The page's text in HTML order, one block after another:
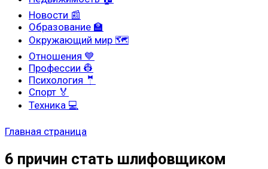
Новости 📰
Образование 🏫
Окружающий мир 🗺
Отношения 💙
Профессии 👷
Психология 🤵
Спорт 🏅
Техника 💻
Главная страница
6 причин стать шлифовщиком